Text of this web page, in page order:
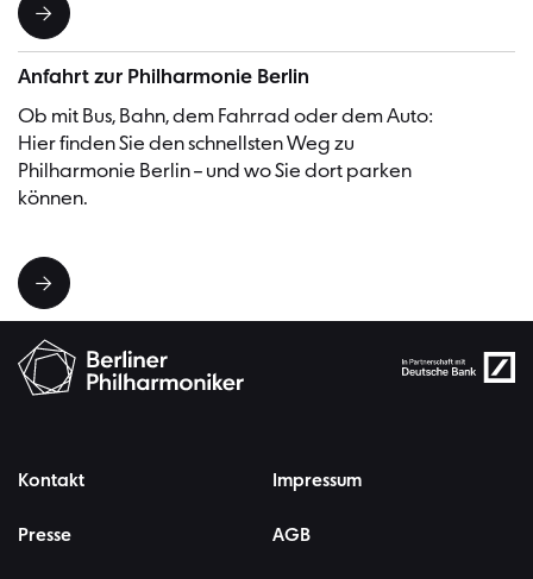
Anfahrt zur Philharmonie Berlin
Ob mit Bus, Bahn, dem Fahrrad oder dem Auto:
Hier finden Sie den schnellsten Weg zu
Philharmonie Berlin – und wo Sie dort parken
können.
Kontakt
Presse
Impressum
AGB